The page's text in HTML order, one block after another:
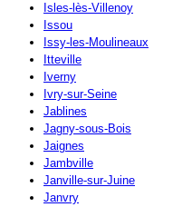
Isles-lès-Villenoy
Issou
Issy-les-Moulineaux
Itteville
Iverny
Ivry-sur-Seine
Jablines
Jagny-sous-Bois
Jaignes
Jambville
Janville-sur-Juine
Janvry